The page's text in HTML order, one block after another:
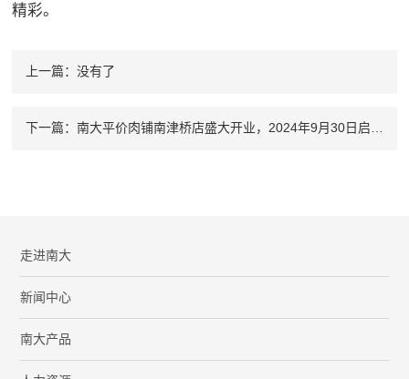
精彩。
上一篇：没有了
下一篇：南大平价肉铺南津桥店盛大开业，2024年9月30日启航新征程！
走进南大
新闻中心
南大产品